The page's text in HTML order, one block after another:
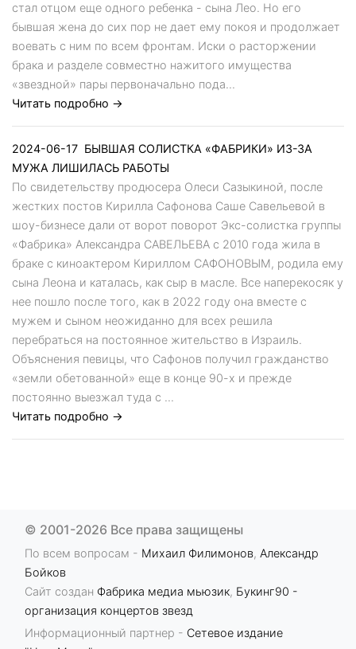
стал отцом еще одного ребенка - сына Лео. Но его
бывшая жена до сих пор не дает ему покоя и продолжает
воевать с ним по всем фронтам. Иски о расторжении
брака и разделе совместно нажитого имущества
«звездной» пары первоначально пода...
Читать подробно →
2024-06-17 БЫВШАЯ СОЛИСТКА «ФАБРИКИ» ИЗ-ЗА
МУЖА ЛИШИЛАСЬ РАБОТЫ
По свидетельству продюсера Олеси Сазыкиной, после
жестких постов Кирилла Сафонова Саше Савельевой в
шоу-бизнесе дали от ворот поворот Экс-солистка группы
«Фабрика» Александра САВЕЛЬЕВА с 2010 года жила в
браке с киноактером Кириллом САФОНОВЫМ, родила ему
сына Леона и каталась, как сыр в масле. Все наперекосяк у
нее пошло после того, как в 2022 году она вместе с
мужем и сыном неожиданно для всех решила
перебраться на постоянное жительство в Израиль.
Объяснения певицы, что Сафонов получил гражданство
«земли обетованной» еще в конце 90-х и прежде
постоянно выезжал туда с ...
Читать подробно →
© 2001-2026 Все права защищены
По всем вопросам - Михаил Филимонов, Александр
Бойков
Сайт создан Фабрика медиа мьюзик, Букинг90 -
организация концертов звезд
Информационный партнер - Сетевое издание